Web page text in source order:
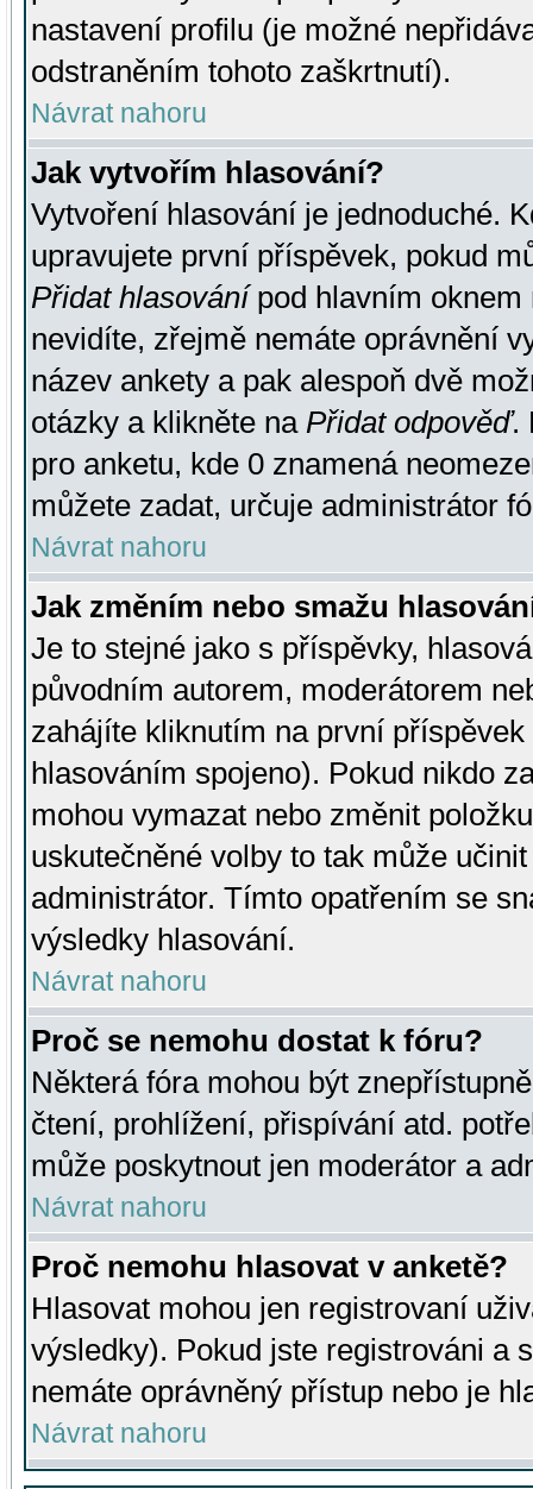
nastavení profilu (je možné
odstraněním tohoto zaškrtnutí).
Návrat nahoru
Jak vytvořím hlasování?
Vytvoření hlasování je jednoduché.
upravujete první příspěvek, pokud
Přidat hlasovánípod hlavním oknem
nevidíte, zřejmě nemáte oprávnění
název ankety a pak alespoň dvě
otázky a klikněte na Přidat odpověď.
pro anketu, kde 0 znamená
můžete zadat, určuje administrátor
Návrat nahoru
Jak změním nebo smažu
Je to stejné jako s příspěvky,
původním autorem, moderátorem
zahájíte kliknutím na první
hlasováním spojeno). Pokud nikdo
mohou vymazat nebo změnit
uskutečněné volby to tak může
administrátor. Tímto opatřením se
výsledky hlasování.
Návrat nahoru
Proč se nemohu dostat k fóru?
Některá fóra mohou být
čtení, prohlížení, přispívání atd.
může poskytnout jen moderátor a
Návrat nahoru
Proč nemohu hlasovat v anketě?
Hlasovat mohou jen registrovaní
výsledky). Pokud jste registrováni a
nemáte oprávněný přístup nebo je
Návrat nahoru